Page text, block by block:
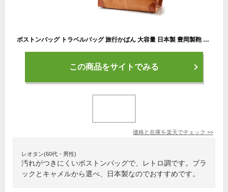
ボストンバッグ トラベルバッグ 旅行かばん 大容量 日本製 豊岡製鞄 レトロ 50cm メンズ レディース 男女兼用 出張 ゴルフ アンティーク ブラック キャメル
この商品をサイトでみる
価格と在庫を楽天でチェック >>
レオタン(60代・男性)
汚れがつきにくいボストンバッグで、レトロ調です。ブラ
ックとキャメルから選べ、日本製なのでおすすめです。